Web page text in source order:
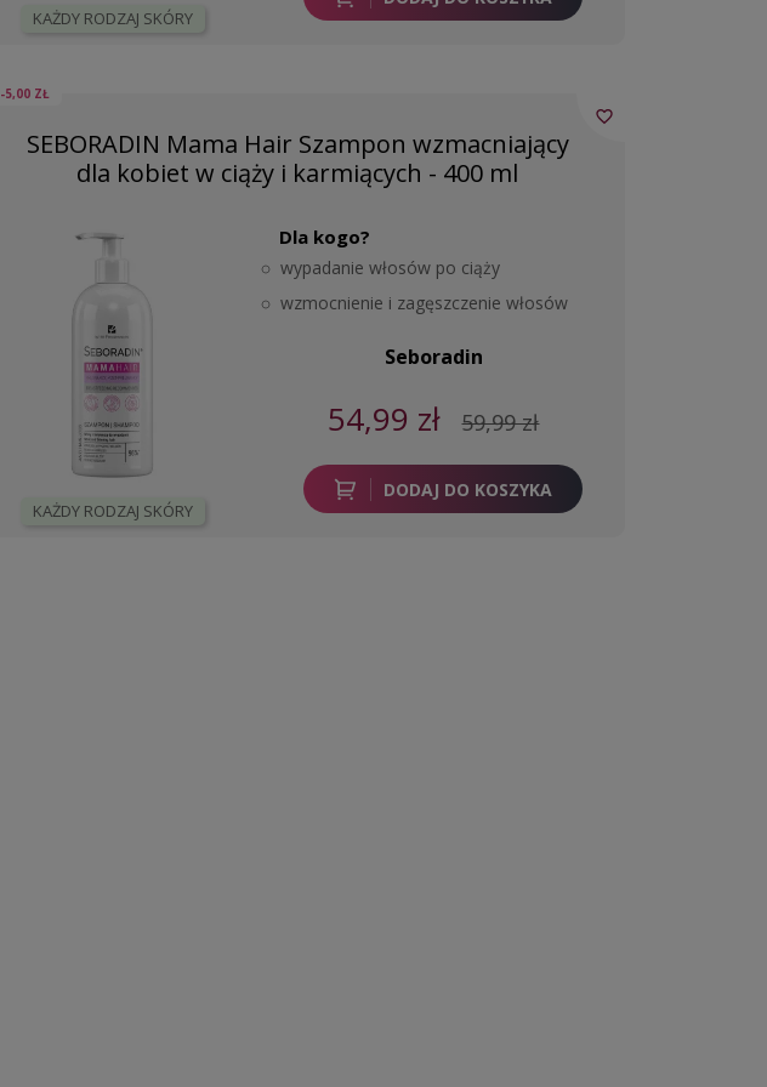
KAŻDY RODZAJ SKÓRY
-5,00 ZŁ
SEBORADIN Mama Hair Szampon wzmacniający
dla kobiet w ciąży i karmiących - 400 ml
KAŻDY RODZAJ SKÓRY
Dla kogo?
wypadanie włosów po ciąży
wzmocnienie i zagęszczenie włosów
Seboradin
54,99 zł 59,99 zł
DODAJ DO KOSZYKA
favorite_border